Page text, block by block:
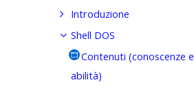
Introduzione
Shell DOS
Contenuti (conoscenze e
abilità)